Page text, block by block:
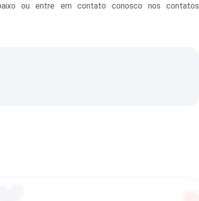
ou entre em contato conosco nos contatos